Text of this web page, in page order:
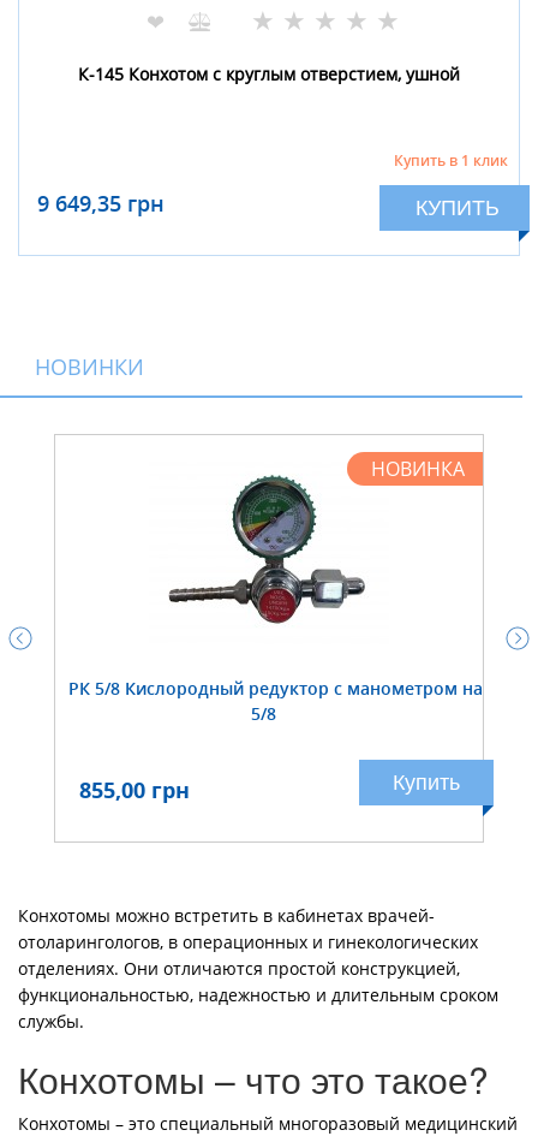
❤ ★ ★ ★ ★ ★
К-145 Конхотом с круглым отверстием, ушной
9 649,35 грн
Купить в 1 клик
КУПИТЬ
НОВИНКИ
НОВИНКА
РК 5/8 Кислородный редуктор с манометром на
5/8
855,00 грн Купить
Конхотомы можно встретить в кабинетах врачей-
отоларингологов, в операционных и гинекологических
отделениях. Они отличаются простой конструкцией,
функциональностью, надежностью и длительным сроком
службы.
Конхотомы – что это такое?
Конхотомы – это специальный многоразовый медицинский